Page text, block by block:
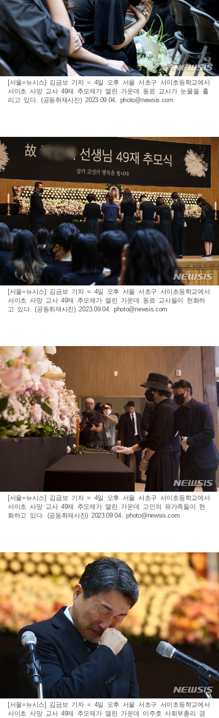
[서울=뉴시스] 김금보 기자 = 4일 오후 서울 서초구 서이초등학교에서
서이초 사망 교사 49재 추모제가 열린 가운데 동료 교사가 눈물을 흘
리고 있다. (공동취재사진) 2023.09.04. photo@newsis.com
[서울=뉴시스] 김금보 기자 = 4일 오후 서울 서초구 서이초등학교에서
서이초 사망 교사 49재 추모제가 열린 가운데 동료 교사들이 헌화하
고 있다. (공동취재사진) 2023.09.04. photo@newsis.com
[서울=뉴시스] 김금보 기자 = 4일 오후 서울 서초구 서이초등학교에서
서이초 사망 교사 49재 추모제가 열린 가운데 고인의 유가족들이 헌
화하고 있다. (공동취재사진) 2023.09.04.photo@newsis.com
[서울=뉴시스] 김금보 기자 = 4일 오후 서울 서초구 서이초등학교에서
서이초 사망 교사 49재 추모제가 열린 가운데 이주호 사회부총리 겸